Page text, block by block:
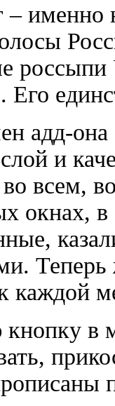
именно
россыпи
Его
адд-она
и
всем,
окнах,
Теперь
каждой
в